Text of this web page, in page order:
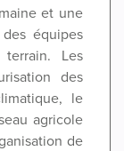
et une
équipes
Les
des
le
agricole
de